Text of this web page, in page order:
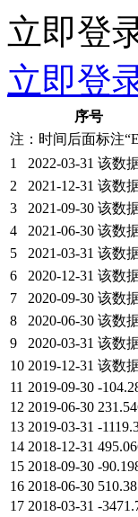
立即登
立即登
序号
注：时间后面标注“E
1
2022-03-31 该数
2
2021-12-31 该数
3
2021-09-30 该数
4
2021-06-30 该数
5
2021-03-31 该数
6
2020-12-31 该数
7
2020-09-30 该数
8
2020-06-30 该数
9
2020-03-31 该数
10 2019-12-31 该数
11 2019-09-30 -
12 2019-06-30
13 2019-03-31 -
14 2018-12-31
15 2018-09-30 -
16 2018-06-30
17 2018-03-31 -